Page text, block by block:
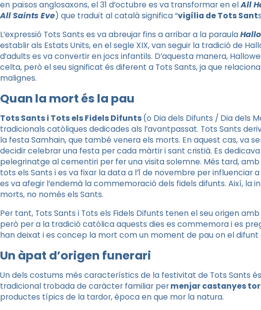
en països anglosaxons, el 31 d’octubre es va transformar enelAll
AllSaints Eve) que traduït al català significa “vigília de Tots Sant
L’expressió Tots Sants es va abreujar fins a arribar a la paraula
establir als Estats Units, en el segle XIX, van seguir la tradició de
d’adults es va convertir en jocs infantils. D’aquesta manera,
celta, però el seu significat és diferent a Tots Sants, ja que
malignes.
Quan la mort és la pau
Tots Sants i Tots els Fidels Difunts(o Dia dels Difunts / Dia dels
tradicionals catòliques dedicades als l’avantpassat. Tots Sants
la festaSamhain, que també venera els morts. En aquest cas, va
decidir celebrar una festa per cada màrtir i sant cristià. Es
pelegrinatge al cementiri per fer una visita solemne. Més tard, amb
tots els Sants i es va fixar la data a l’1 de novembre per influenciar
es va afegir l’endemà la commemoració dels fidels difunts. Així, la
morts, no només els Sants.
Per tant, Tots Sants i Tots els Fidels Difunts tenen el seu origen
però per a la tradició catòlica aquests dies es commemora i es
han deixat i es concep la mort com un moment de pau on el
Un àpat d’origen funerari
Un dels costums més característics de la festivitat de Tots Sants és
tradicional trobada de caràcter familiar permenjar castanyes
productes típics de la tardor, època en que mor la natura.